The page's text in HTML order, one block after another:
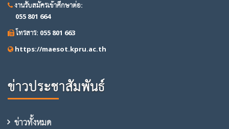
งานรับสมัครเข้าศึกษาต่อ:
055 801 664
โทรสาร: 055 801 663
https://maesot.kpru.ac.th
ข่าวประชาสัมพันธ์
ข่าวทั้งหมด